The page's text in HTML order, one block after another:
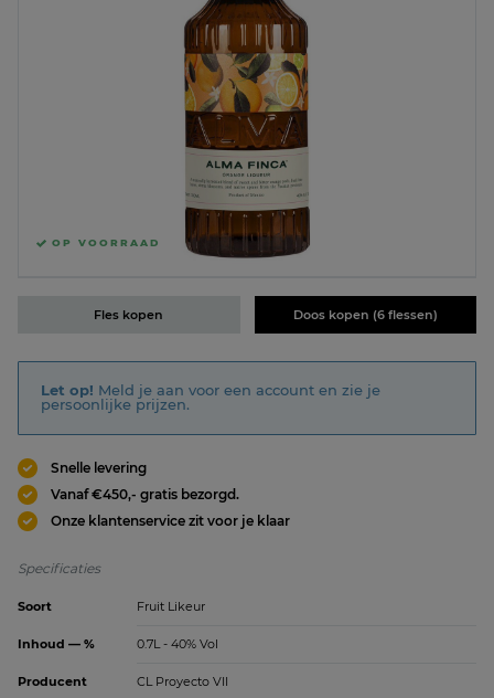
OP VOORRAAD
Fles kopen Doos kopen (6 flessen)
Let op! Meld je aan voor een account en zie je
persoonlijke prijzen.
Snelle levering
Vanaf €450,- gratis bezorgd.
Onze klantenservice zit voor je klaar
Specificaties
Soort Fruit Likeur
Inhoud — % 0.7L - 40% Vol
Producent CL Proyecto VII